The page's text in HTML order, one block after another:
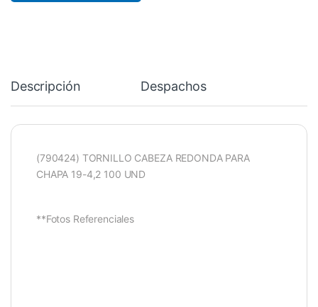
Descripción Despachos
(790424) TORNILLO CABEZA REDONDA PARA
CHAPA 19-4,2 100 UND
**Fotos Referenciales